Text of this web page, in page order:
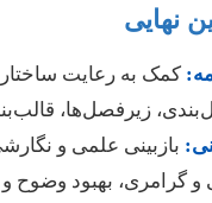
به رعایت ساختار
زیرفصل‌ها، قالب‌بندی).
علمی و نگارشی
بهبود وضوح و